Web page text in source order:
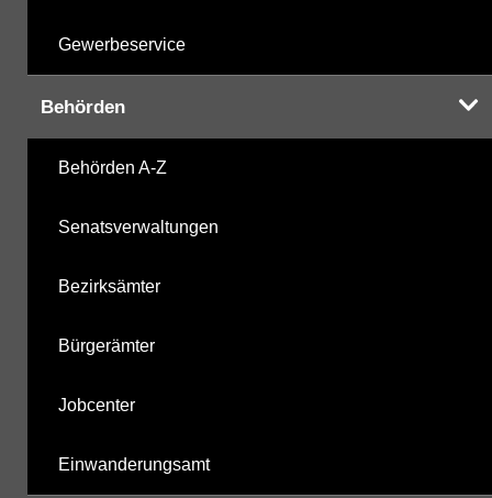
Gewerbeservice
Behörden
Behörden A-Z
Senatsverwaltungen
Bezirksämter
Bürgerämter
Jobcenter
Einwanderungsamt